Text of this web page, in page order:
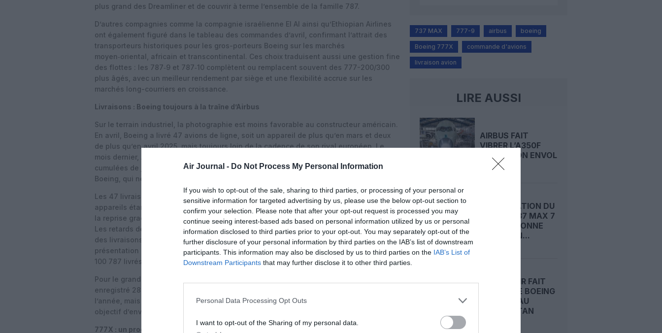
Air Journal - Do Not Process My Personal Information
If you wish to opt-out of the sale, sharing to third parties, or processing of your personal or
sensitive information for targeted advertising by us, please use the below opt-out section to
confirm your selection. Please note that after your opt-out request is processed you may
continue seeing interest-based ads based on personal information utilized by us or personal
information disclosed to third parties prior to your opt-out. You may separately opt-out of the
further disclosure of your personal information by third parties on the IAB’s list of downstream
participants. This information may also be disclosed by us to third parties on the IAB’s List of
Downstream Participants that may further disclose it to other third parties.
Personal Data Processing Opt Outs
I want to opt-out of the Sharing of my personal data.
plus grand des Dreamliner et de couvrir à terme l’ensemble de la famille 787.
D’autres compagnies comme la compagnie israélienne El Al ainsi qu’Ethiopian Airlines
ont également figuré dans le tableau des commandes d’avril, confirmant l’attrait des
transporteurs historiques pour les gros-porteurs Boeing sur les marchés
moyen‑oriental, africain et transcontinental. Ces choix traduisent aussi une gestion fine
des flottes : les 787‑9 et 787‑10 complètent ou remplacent souvent des 777-200/300
plus âgés, avec un meilleur rendement par siège et une flexibilité accrue sur les
marchés long-courriers en croissance.
Livraisons : Boeing toujours à la traîne d’Airbus
Sur le terrain industriel, la photographie est moins favorable au constructeur américain.
En avril, Boeing a livré 47 avions de ligne, soit un appareil de plus qu’en mars et deux
de plus qu’en avril 2025, mais toujours loin de la cadence de son rival européen. Le
mois dernier, Airbus a en effet remis 67 avions à 39 clients, portant ses livraisons
cumulées de janvier à avril à 181 appareils, contre un volume nettement inférieur pour
Boeing, qui ne communique pas encore de chiffre consolidé équivalent.
Les 47 livraisons d’avril chez Boeing incluaient 34 737 MAX et six 787, les autres
appareils étant constitués de modèles plus confidentiels ou d’avions cargo, confirmant
la reprise graduelle mais encore contrainte du flux de Dreamliner sortant des chaînes.
Les retards de certification de certains sièges premium continuent de freiner le rythme
des livraisons de 787, a reconnu le directeur financier Jay Malave lors de la
présentation des résultats trimestriels, même si le groupe maintient son objectif de 90 à
100 787 livrés sur l’ensemble de l’année.
Pour le grand rival Airbus, la montée en cadence reste également un défi : le groupe a
enregistré 28 commandes brutes en avril et 405 commandes nettes depuis le début de
l’année, mais devra livrer plus de 85 avions par mois en moyenne pour atteindre son
objectif d’environ 870 appareils en 2026.
777X : un programme symbolique entre commandes et vols d’essai
737 MAX 777-9 airbus boeing
Boeing 777X commande d'avions
livraison avion
LIRE AUSSI
AIRBUS FAIT
VIBRER L’A350F
AVANT SON ENVOL
CERTIFICATION DU
BOEING 737 MAX 7
: LA FAA DONNE
ENFIN SON...
SOMON AIR FAIT
ENTRER LE BOEING
737 MAX AU
TADJIKISTAN